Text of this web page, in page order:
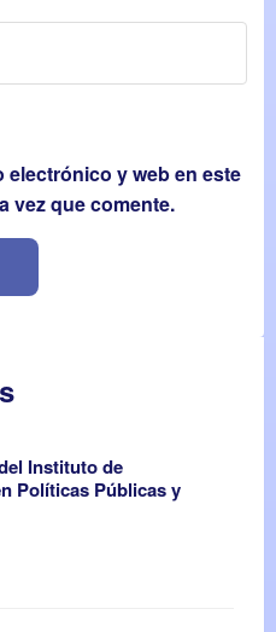
electrónico y web en este
vez que comente.
Instituto de
Políticas Públicas y